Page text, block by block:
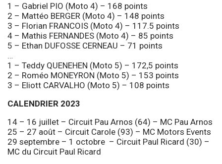
1 – Gabriel PIO (Moto 4) – 168 points
2 – Mattéo BERGER (Moto 4) – 148 points
3 – Florian FRANCOIS (Moto 4) – 117.5 points
4 – Mathis FERNANDES (Moto 4) – 85 points
5 – Ethan DUFOSSE CERNEAU – 71 points
…
1 – Teddy QUENEHEN (Moto 5) – 172,5 points
2 – Roméo MONEYRON (Moto 5) – 153 points
3 – Eliott CARVALHO (Moto 5) – 108 points
CALENDRIER 2023
14 – 16 juillet – Circuit Pau Arnos (64) – MC Pau Arnos
25 – 27 août – Circuit Carole (93) – MC Motors Events
29 septembre – 1 octobre – Circuit Paul Ricard (30) –
MC du Circuit Paul Ricard